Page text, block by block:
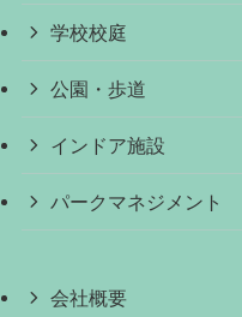
学校校庭
公園・歩道
インドア施設
パークマネジメント
会社概要